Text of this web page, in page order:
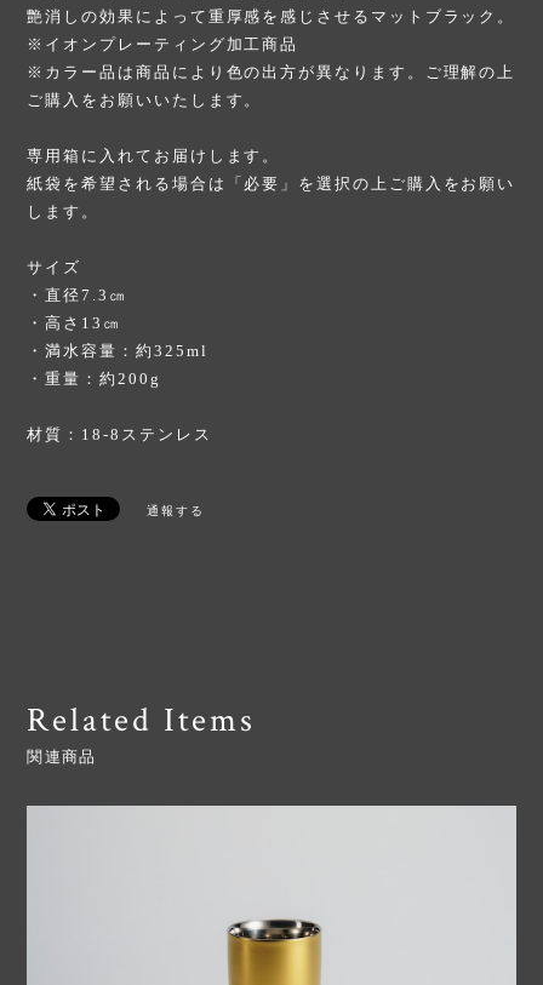
艶消しの効果によって重厚感を感じさせるマットブラック。
※イオンプレーティング加工商品
※カラー品は商品により色の出方が異なります。ご理解の上
ご購入をお願いいたします。
専用箱に入れてお届けします。
紙袋を希望される場合は「必要」を選択の上ご購入をお願い
します。
サイズ
・直径7.3㎝
・高さ13㎝
・満水容量：約325ml
・重量：約200g
材質：18-8ステンレス
通報する
Related Items
関連商品